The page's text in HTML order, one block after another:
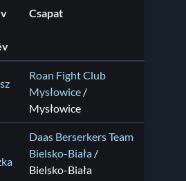
Csapat
Roan Fight Club
Mysłowice /
Mysłowice
Daas Berserkers Team
Bielsko-Biała /
Bielsko-Biała